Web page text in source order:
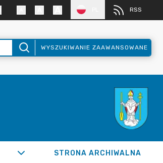
RSS
WYSZUKIWANIE ZAAWANSOWANE
STRONA ARCHIWALNA